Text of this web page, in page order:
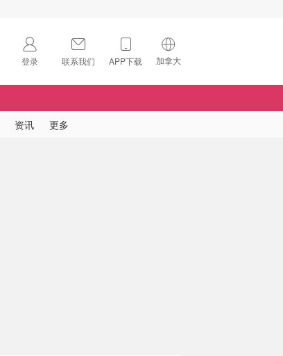
登录 联系我们 APP下载 加拿大
🇺🇸
资讯 更多